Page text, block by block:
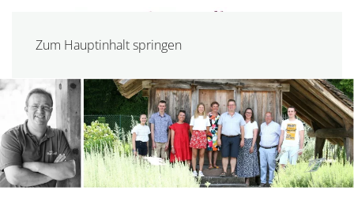
Zum Hauptinhalt springen